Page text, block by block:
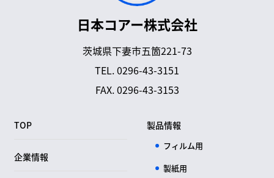
日本コアー株式会社
茨城県下妻市五箇221-73
TEL.0296-43-3151
FAX. 0296-43-3153
TOP
企業情報
製品情報
フィルム用
製紙用